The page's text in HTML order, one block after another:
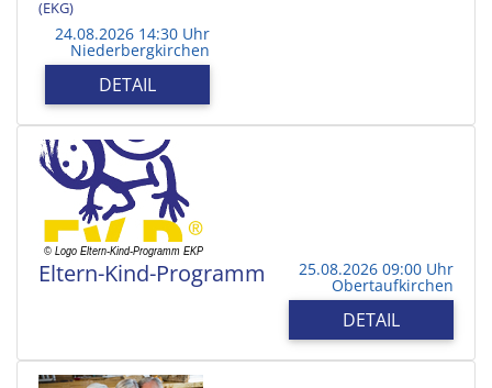
(EKG)
24.08.2026 14:30 Uhr
Niederbergkirchen
DETAIL
Eltern-Kind-Programm 25.08.2026 09:00 Uhr
Obertaufkirchen
DETAIL